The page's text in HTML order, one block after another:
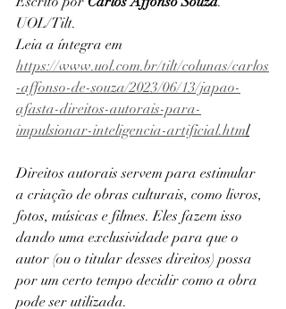
UOL/Tilt.
Leia a íntegra em
https://www.uol.com.br/tilt/colunas/carlos
-affonso-de-souza/2023/06/13/japao-
afasta-direitos-autorais-para-
impulsionar-inteligencia-artificial.html
Direitos autorais servem para estimular
a criação de obras culturais, como livros,
fotos, músicas e filmes. Eles fazem isso
dando uma exclusividade para que o
autor (ou o titular desses direitos) possa
por um certo tempo decidir como a obra
pode ser utilizada.